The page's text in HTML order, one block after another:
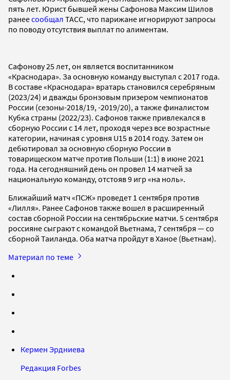
пять лет. Юрист бывшей жены Сафонова Максим Шилов
ранеесообщал ТАСС, что парижане игнорируют запросы
по поводу отсутствия выплат по алиментам.
Сафонову 25 лет, он является воспитанником
«Краснодара». За основную команду выступал с 2017 года.
В составе «Краснодара» вратарь становился серебряным
(2023/24) и дважды бронзовым призером чемпионатов
России (сезоны-2018/19, -2019/20), а также финалистом
Кубка страны (2022/23). Сафонов также привлекался в
сборную России с 14 лет, проходя через все возрастные
категории, начиная с уровня U15 в 2014 году. Затем он
дебютировал за основную сборную России в
товарищеском матче против Польши (1:1) в июне 2021
года. На сегодняшний день он провел 14 матчей за
национальную команду, отстояв 9 игр «на ноль».
Ближайший матч «ПСЖ» проведет 1 сентября против
«Лилля». Ранее Сафонов также вошел в расширенный
состав сборной России на сентябрьские матчи. 5 сентября
россияне сыграют с командой Вьетнама, 7 сентября — со
сборной Таиланда. Оба матча пройдут в Ханое (Вьетнам).
Материал по теме
Кермен Эрдниева
Редакция Forbes